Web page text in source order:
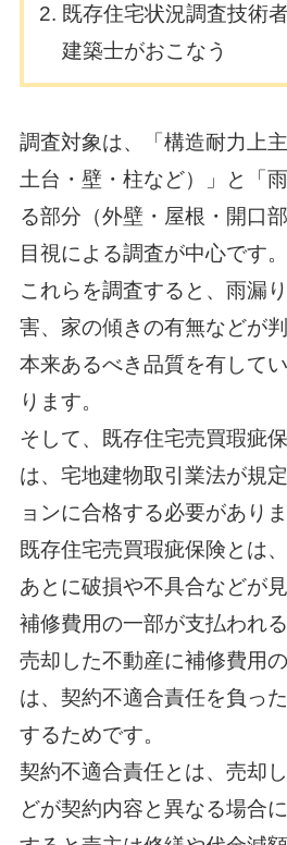
既存住宅状況調査技術
建築士がおこなう
調査対象は、「構造耐力上
土台・壁・柱など）」と「
る部分（外壁・屋根・開口
目視による調査が中心です。
これらを調査すると、雨漏
害、家の傾きの有無などが
本来あるべき品質を有して
ります。
そして、既存住宅売買瑕疵
は、宅地建物取引業法が規
ョンに合格する必要がありま
既存住宅売買瑕疵保険とは
あとに破損や不具合などが
補修費用の一部が支払われる
売却した不動産に補修費用
は、契約不適合責任を負っ
するためです。
契約不適合責任とは、売却
どが契約内容と異なる場合